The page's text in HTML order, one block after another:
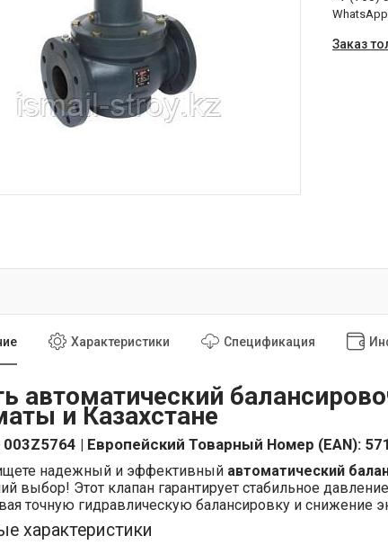
WhatsApp
Заказ
Характеристики Спецификация
автоматический
и Казахстане
003Z5764 | Европейский Товарный Номер (EAN):
надежный и эффективный автоматический
выбор! Этот клапан гарантирует стабильное
точную гидравлическую балансировку и снижение
характеристики